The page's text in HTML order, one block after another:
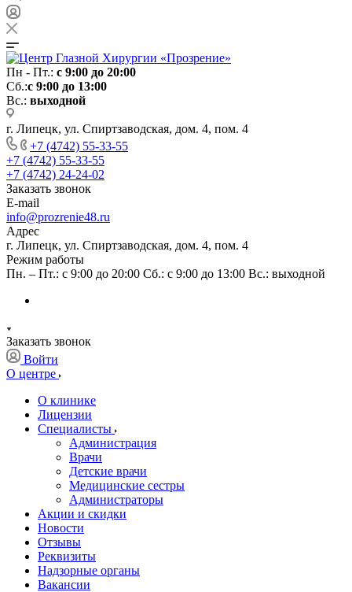
Пн - Пт.: с 9:00 до 20:00
Сб.:с 9:00 до 13:00
Вс.: выходной
г. Липецк, ул. Спиртзаводская, дом. 4, пом. 4
+7 (4742) 55-33-55
+7 (4742) 55-33-55
+7 (4742) 24-24-02
Заказать звонок
E-mail
info@prozrenie48.ru
Адрес
г. Липецк, ул. Спиртзаводская, дом. 4, пом. 4
Режим работы
Пн. – Пт.: с 9:00 до 20:00 Сб.: с 9:00 до 13:00 Вс.: выходной
Заказать звонок
Войти
О центре
О клинике
Лицензии
Специалисты
Администрация
Врачи
Детские врачи
Медицинские сестры
Администраторы
Акции и скидки
Новости
Отзывы
Реквизиты
Надзорные органы
Вакансии